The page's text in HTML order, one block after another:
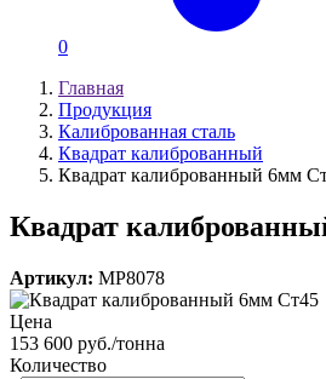
0
Главная
Продукция
Калиброванная сталь
Квадрат калиброванный
Квадрат калиброванный 6мм
Квадрат
Артикул: MP8078
Цена
153 600 руб./тонна
Количество